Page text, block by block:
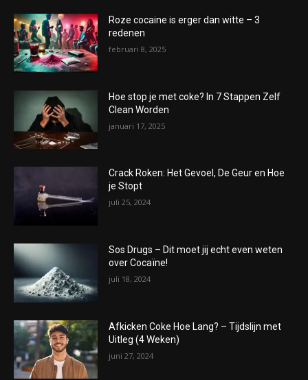
Roze cocaine is erger dan witte – 3
redenen
februari 8, 2025
Hoe stop je met coke? In 7 Stappen Zelf
Clean Worden
januari 17, 2025
Crack Roken: Het Gevoel, De Geur en Hoe
je Stopt
juli 25, 2024
Sos Drugs – Dit moet jij echt even weten
over Cocaïne!
juli 18, 2024
Afkicken Coke Hoe Lang? – Tijdslijn met
Uitleg (4 Weken)
juni 27, 2024